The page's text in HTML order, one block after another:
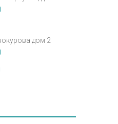
дом 2